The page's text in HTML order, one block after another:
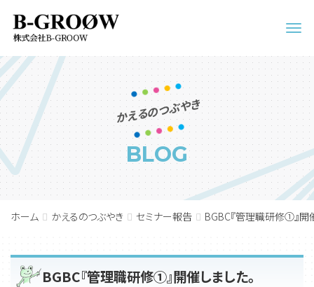
かえるのつぶやき
BLOG
ホーム かえるのつぶやき セミナー報告 BGBC『管理職研修①』開
BGBC『管理職研修①』開催しました。